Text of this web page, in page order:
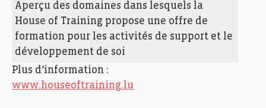
Aperçu des domaines dans lesquels la
House of Training propose une offre de
formation pour les activités de support et le
développement de soi
Plus d’information :
www.houseoftraining.lu